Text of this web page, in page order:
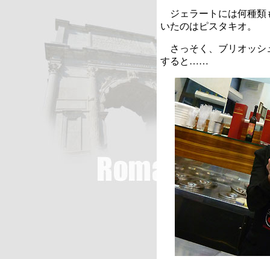
ジェラートには何種類
いたのはピスタキオ。
さっそく、ブリオッシ
すると……